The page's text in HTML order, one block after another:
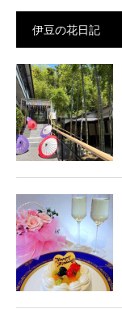
伊豆の花日記